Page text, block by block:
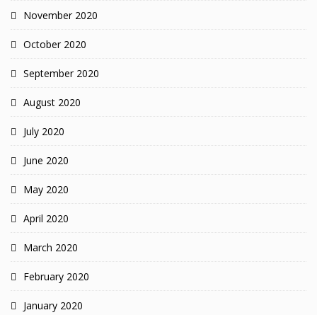
November 2020
October 2020
September 2020
August 2020
July 2020
June 2020
May 2020
April 2020
March 2020
February 2020
January 2020